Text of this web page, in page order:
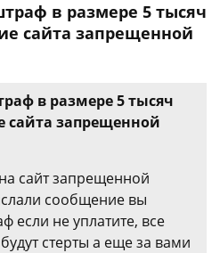
в размере 5 тысяч
сайта запрещенной
в размере 5 тысяч
сайта запрещенной
сайт запрещенной
сообщение вы
если не уплатите, все
стерты а еще за вами